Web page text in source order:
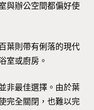
與辦公空間都偏好使
葉則帶有俐落的現代
室或廚房。
非最佳選擇。由於葉
完全關閉，也難以完